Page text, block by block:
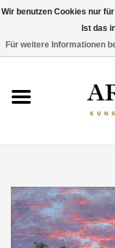
AKTUELLER KATALOG
THEMEN
Wir benutzen Cookies nur
Ist das
Für weitere Informationen